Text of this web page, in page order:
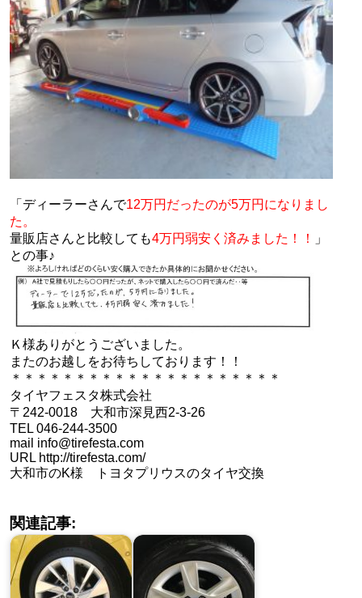
「ディーラーさんで12万円だったのが5万円になりまし
た。
量販店さんと比較しても4万円弱安く済みました！！
」
との事♪
Ｋ様ありがとうございました。
またのお越しをお待ちしております！！
＊＊＊＊＊＊＊＊＊＊＊＊＊＊＊＊＊＊＊＊＊
タイヤフェスタ株式会社
〒242-0018 大和市深見西2-3-26
TEL 046-244-3500
mail info@tirefesta.com
URL http://tirefesta.com/
大和市のK様 トヨタプリウスのタイヤ交換
関連記事: